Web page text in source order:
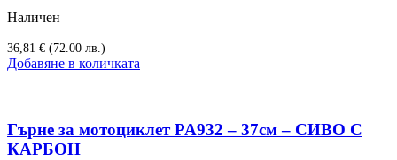
Наличен
36,81 € (72.00 лв.)
Добавяне в количката
Гърне за мотоциклет PA932 – 37см – СИВО С
КАРБОН